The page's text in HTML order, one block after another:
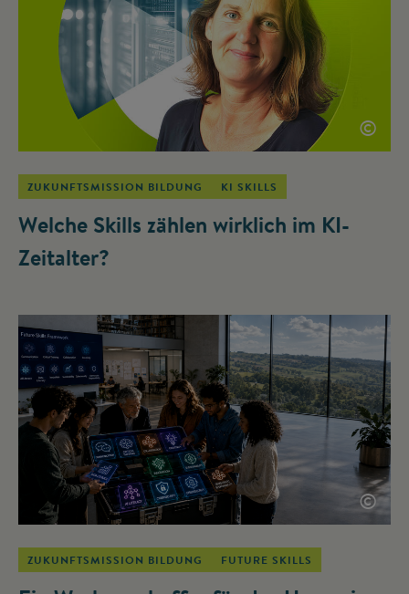
©
ZUKUNFTSMISSION BILDUNG KI SKILLS
Welche Skills zählen wirklich im KI-
Zeitalter?
©
ZUKUNFTSMISSION BILDUNG FUTURE SKILLS